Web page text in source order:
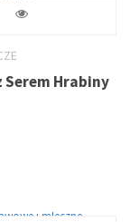
Serem Hrabiny